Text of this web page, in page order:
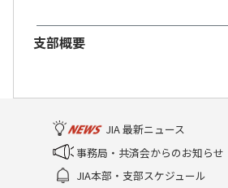
支部概要
JIA 最新ニュース
事務局・共済会からのお知らせ
JIA本部・支部スケジュール